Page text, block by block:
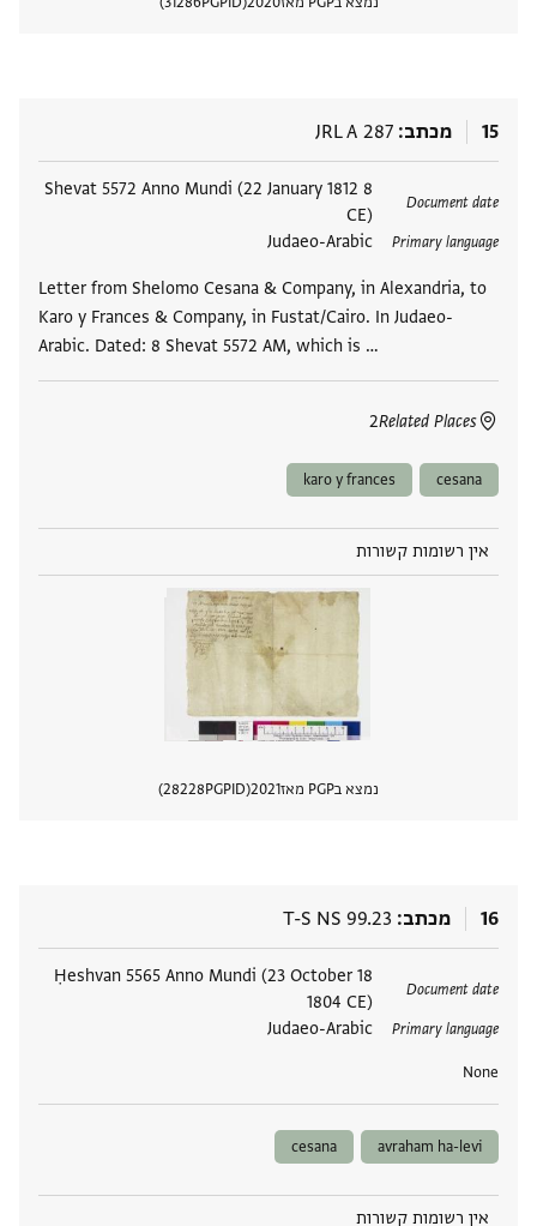
15 מכתב JRL A 287
Document date
8 Shevat 5572 Anno Mundi (22 January 1812
CE)
Primary language
Judaeo-Arabic
Letter from Shelomo Cesana & Company, in Alexandria, to
Karo y Frances & Company, in Fustat/Cairo. In Judaeo-
Arabic. Dated: 8 Shevat 5572 AM, which is …
Related Places
2
cesana
karo y frances
אין רשומות קשורות
נמצא בPGP מאז 2021
PGPID
28228
16 מכתב T-S NS 99.23
Document date
18 Ḥeshvan 5565 Anno Mundi (23 October
1804 CE)
Primary language
Judaeo-Arabic
None
avraham ha-levi
cesana
אין רשומות קשורות